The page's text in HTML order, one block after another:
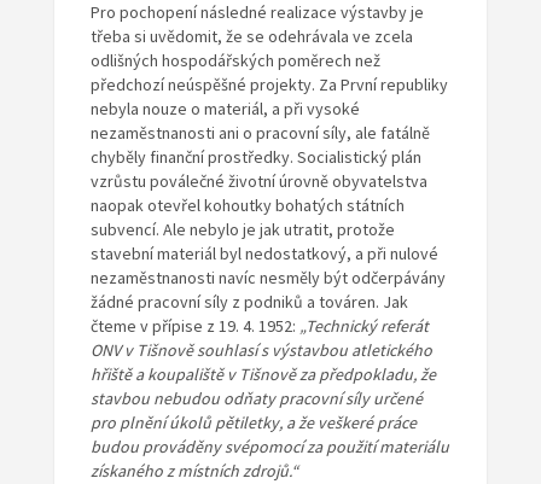
Pro pochopení následné realizace výstavby je
třeba si uvědomit, že se odehrávala ve zcela
odlišných hospodářských poměrech než
předchozí neúspěšné projekty. Za První republiky
nebyla nouze o materiál, a při vysoké
nezaměstnanosti ani o pracovní síly, ale fatálně
chyběly finanční prostředky. Socialistický plán
vzrůstu poválečné životní úrovně obyvatelstva
naopak otevřel kohoutky bohatých státních
subvencí. Ale nebylo je jak utratit, protože
stavební materiál byl nedostatkový, a při nulové
nezaměstnanosti navíc nesměly být odčerpávány
žádné pracovní síly z podniků a továren. Jak
čteme v přípise z 19. 4. 1952: „Technický referát
ONV v Tišnově souhlasí s výstavbou atletického
hřiště a koupaliště v Tišnově za předpokladu, že
stavbou nebudou odňaty pracovní síly určené
pro plnění úkolů pětiletky, a že veškeré práce
budou prováděny svépomocí za použití materiálu
získaného z místních zdrojů.“